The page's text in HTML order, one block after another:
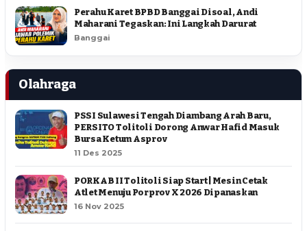
Perahu Karet BPBD Banggai Disoal, Andi
Maharani Tegaskan: Ini Langkah Darurat
Banggai
Olahraga
PSSI Sulawesi Tengah Diambang Arah Baru,
PERSITO Tolitoli Dorong Anwar Hafid Masuk
Bursa Ketum Asprov
11 Des 2025
PORKAB II Tolitoli Siap Start | Mesin Cetak
Atlet Menuju Porprov X 2026 Dipanaskan
16 Nov 2025